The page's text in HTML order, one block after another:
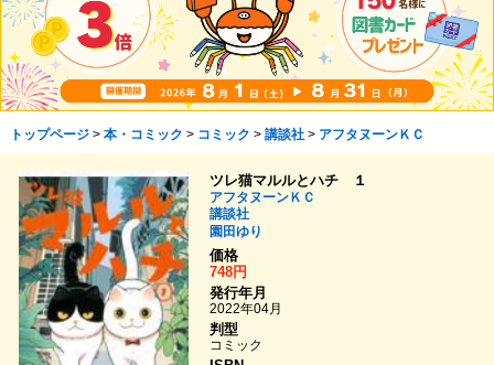
トップページ> 本・コミック > コミック > 講談社> アフタヌーンＫＣ
ツレ猫マルルとハチ １
アフタヌーンＫＣ
講談社
園田ゆり
価格
748円
発行年月
2022年04月
判型
コミック